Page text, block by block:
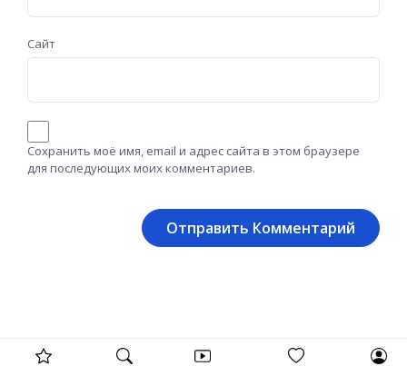
Сайт
Сохранить моё имя, email и адрес сайта в этом браузере
для последующих моих комментариев.